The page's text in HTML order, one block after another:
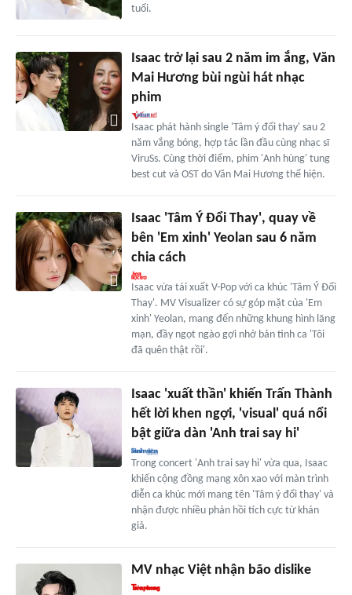
tuổi.
Isaac trở lại sau 2 năm im ắng, Văn
Mai Hương bùi ngùi hát nhạc
phim
Isaac phát hành single 'Tâm ý đổi thay' sau 2
năm vắng bóng, hợp tác lần đầu cùng nhạc sĩ
ViruSs. Cùng thời điểm, phim 'Anh hùng' tung
best cut và OST do Văn Mai Hương thể hiện.
Isaac 'Tâm Ý Đổi Thay', quay về
bên 'Em xinh' Yeolan sau 6 năm
chia cách
Isaac vừa tái xuất V-Pop với ca khúc 'Tâm Ý Đổi
Thay'. MV Visualizer có sự góp mặt của 'Em
xinh' Yeolan, mang đến những khung hình lãng
mạn, đầy ngọt ngào gợi nhớ bản tình ca 'Tôi
đã quên thật rồi'.
Isaac 'xuất thần' khiến Trấn Thành
hết lời khen ngợi, 'visual' quá nổi
bật giữa dàn 'Anh trai say hi'
Trong concert 'Anh trai say hi' vừa qua, Isaac
khiến cộng đồng mạng xôn xao với màn trình
diễn ca khúc mới mang tên 'Tâm ý đổi thay' và
nhận được nhiều phản hồi tích cực từ khán
giả.
MV nhạc Việt nhận bão dislike